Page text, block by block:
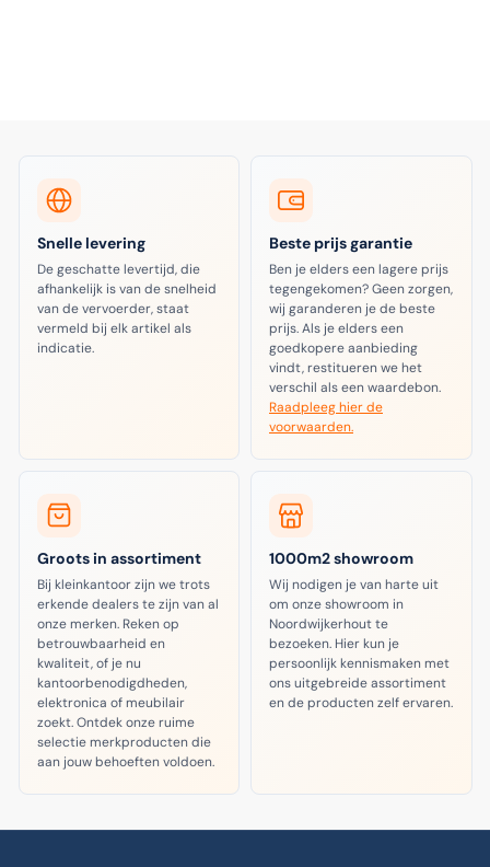
Snelle levering
De geschatte levertijd, die
afhankelijk is van de snelheid
van de vervoerder, staat
vermeld bij elk artikel als
indicatie.
Beste prijs garantie
Ben je elders een lagere prijs
tegengekomen? Geen zorgen,
wij garanderen je de beste
prijs. Als je elders een
goedkopere aanbieding
vindt, restitueren we het
verschil als een waardebon.
Raadpleeg hier de
voorwaarden.
Groots in assortiment
Bij kleinkantoor zijn we trots
erkende dealers te zijn van al
onze merken. Reken op
betrouwbaarheid en
kwaliteit, of je nu
kantoorbenodigdheden,
elektronica of meubilair
zoekt. Ontdek onze ruime
selectie merkproducten die
aan jouw behoeften voldoen.
1000m2 showroom
Wij nodigen je van harte uit
om onze showroom in
Noordwijkerhout te
bezoeken. Hier kun je
persoonlijk kennismaken met
ons uitgebreide assortiment
en de producten zelf ervaren.